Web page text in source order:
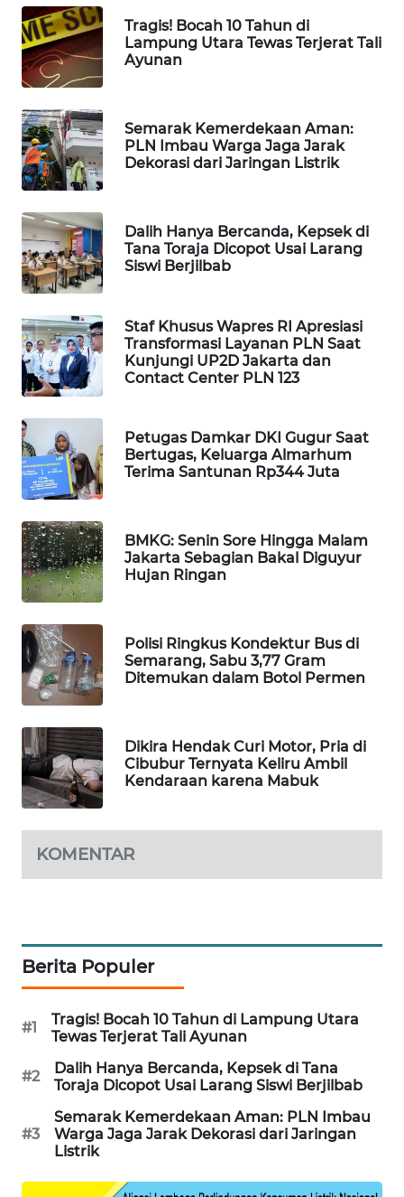
Tragis! Bocah 10 Tahun di
Lampung Utara Tewas Terjerat Tali
Ayunan
Semarak Kemerdekaan Aman:
PLN Imbau Warga Jaga Jarak
Dekorasi dari Jaringan Listrik
Dalih Hanya Bercanda, Kepsek di
Tana Toraja Dicopot Usai Larang
Siswi Berjilbab
Staf Khusus Wapres RI Apresiasi
Transformasi Layanan PLN Saat
Kunjungi UP2D Jakarta dan
Contact Center PLN 123
Petugas Damkar DKI Gugur Saat
Bertugas, Keluarga Almarhum
Terima Santunan Rp344 Juta
BMKG: Senin Sore Hingga Malam
Jakarta Sebagian Bakal Diguyur
Hujan Ringan
Polisi Ringkus Kondektur Bus di
Semarang, Sabu 3,77 Gram
Ditemukan dalam Botol Permen
Dikira Hendak Curi Motor, Pria di
Cibubur Ternyata Keliru Ambil
Kendaraan karena Mabuk
KOMENTAR
Berita Populer
#1
Tragis! Bocah 10 Tahun di Lampung Utara
Tewas Terjerat Tali Ayunan
#2
Dalih Hanya Bercanda, Kepsek di Tana
Toraja Dicopot Usai Larang Siswi Berjilbab
#3
Semarak Kemerdekaan Aman: PLN Imbau
Warga Jaga Jarak Dekorasi dari Jaringan
Listrik
TANI
WAHANA
ADVOKAT
WAHANA
INFRASTRUKTUR
WAHANA
KONSUMEN
WAHANA
LISTRIK
WAHANA
TRAVEL
WAHANA
WAHANANEWS
ID
WAHANANEWS
CO ID
WAHANANEWS
WAHANA
SPORT
WAHANA
UMKM
WAHANA
SELEB
WAHANA
PERSONA
OTOMOTIF
WAHANA
HEALTH
WAHANA
DESA
LAPAK